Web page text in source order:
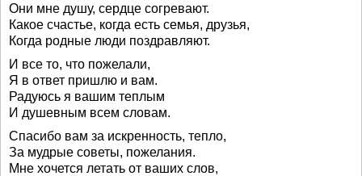
Они мне душу, сердце согревают.
Какое счастье, когда есть семья, друзья,
Когда родные люди поздравляют.
И все то, что пожелали,
Я в ответ пришлю и вам.
Радуюсь я вашим теплым
И душевным всем словам.
Спасибо вам за искренность, тепло,
За мудрые советы, пожелания.
Мне хочется летать от ваших слов,